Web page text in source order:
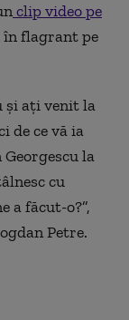
clip video pe
flagrant pe
și ați venit la
de ce vă ia
la
cu
a făcut-o?”,
Petre.